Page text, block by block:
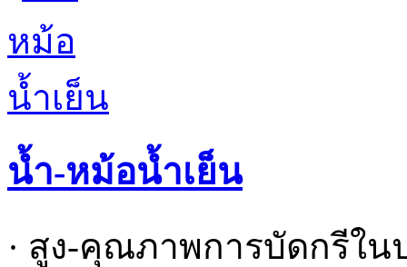
น้ำ-หม้อน้ำเย็น
· สูง-คุณภาพการบัดกรีใน